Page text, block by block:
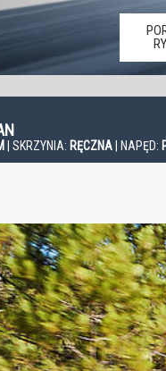
| SKRZYNIA: RĘCZNA | NAPĘD: